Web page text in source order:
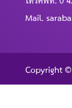
Mail.
Copyright